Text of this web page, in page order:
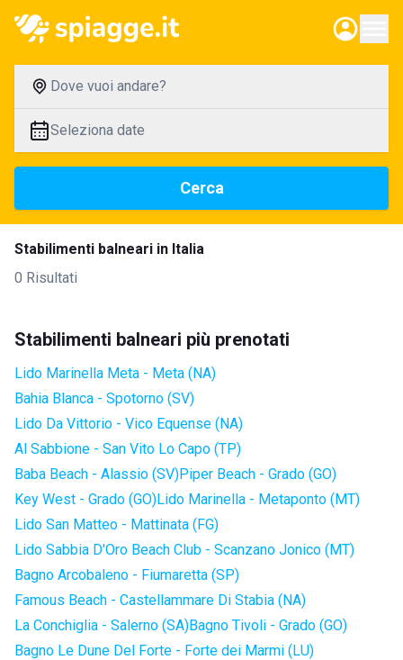
Dove vuoi andare?
Seleziona date
Cerca
Stabilimenti balneari in Italia
0 Risultati
Stabilimenti balneari più prenotati
Lido Marinella Meta - Meta (NA)
Bahia Blanca - Spotorno (SV)
Lido Da Vittorio - Vico Equense (NA)
Al Sabbione - San Vito Lo Capo (TP)
Baba Beach - Alassio (SV)Piper Beach - Grado (GO)
Key West - Grado (GO)Lido Marinella - Metaponto (MT)
Lido San Matteo - Mattinata (FG)
Lido Sabbia D'Oro Beach Club - Scanzano Jonico (MT)
Bagno Arcobaleno - Fiumaretta (SP)
Famous Beach - Castellammare Di Stabia (NA)
La Conchiglia - Salerno (SA)Bagno Tivoli - Grado (GO)
Bagno Le Dune Del Forte - Forte dei Marmi (LU)